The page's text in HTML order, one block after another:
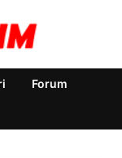
Forum